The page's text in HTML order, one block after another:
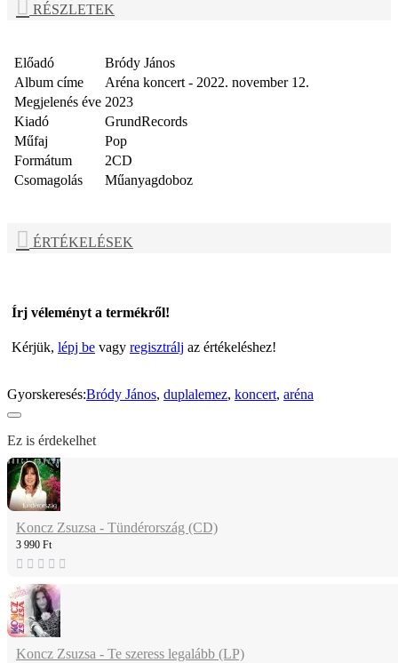
RÉSZLETEK
Előadó
Bródy János
Album címe
Aréna koncert - 2022. november 12.
Megjelenés éve 2023
Kiadó
GrundRecords
Műfaj
Pop
Formátum
2CD
Csomagolás
Műanyagdoboz
ÉRTÉKELÉSEK
Írj véleményt a termékről!
Kérjük, lépj be vagy regisztrálj az értékeléshez!
Gyorskeresés:Bródy János, duplalemez, koncert, aréna
Ez is érdekelhet
Koncz Zsuzsa - Tündérország (CD)
3 990 Ft
Koncz Zsuzsa - Te szeress legalább (LP)